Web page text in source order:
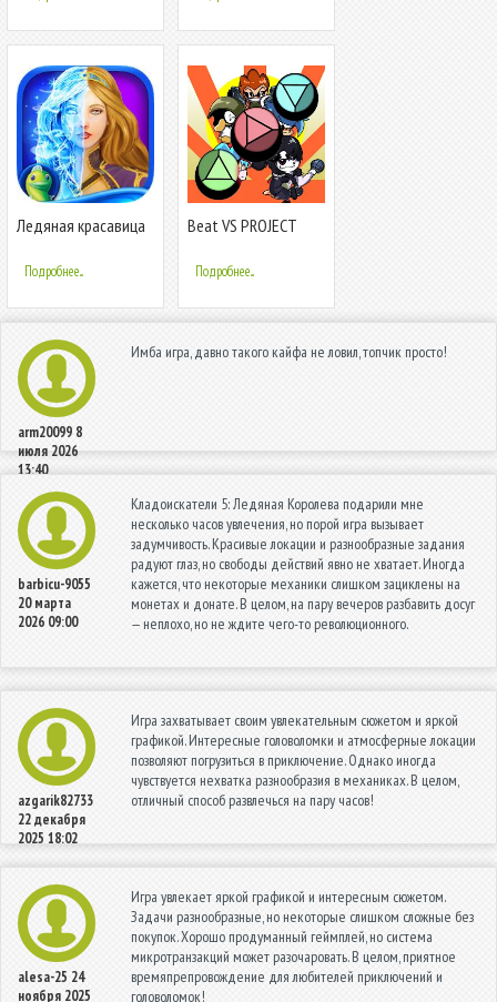
Ледяная красавица
Подробнее...
Beat VS PROJECT
Подробнее...
arm20099 8
июля 2026
13:40
Имба игра, давно такого кайфа не ловил, топчик просто!
barbicu-9055
20 марта
2026 09:00
Кладоискатели 5: Ледяная Королева подарили мне
несколько часов увлечения, но порой игра вызывает
задумчивость. Красивые локации и разнообразные задания
радуют глаз, но свободы действий явно не хватает. Иногда
кажется, что некоторые механики слишком зациклены на
монетах и донате. В целом, на пару вечеров разбавить досуг
— неплохо, но не ждите чего-то революционного.
azgarik82733
22 декабря
2025 18:02
Игра захватывает своим увлекательным сюжетом и яркой
графикой. Интересные головоломки и атмосферные локации
позволяют погрузиться в приключение. Однако иногда
чувствуется нехватка разнообразия в механиках. В целом,
отличный способ развлечься на пару часов!
alesa-25 24
ноября 2025
Игра увлекает яркой графикой и интересным сюжетом.
Задачи разнообразные, но некоторые слишком сложные без
покупок. Хорошо продуманный геймплей, но система
микротранзакций может разочаровать. В целом, приятное
времяпрепровождение для любителей приключений и
головоломок!